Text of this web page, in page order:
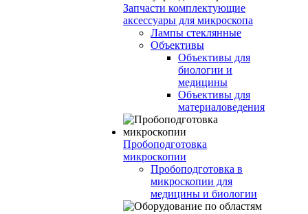
Запчасти комплектующие
аксессуары для микроскопа
Лампы стеклянные
Объективы
Объективы для
биологии и
медицины
Объективы для
материаловедения
Пробоподготовка
микроскопии
Пробоподготовка в
микроскопии для
медицины и биологии